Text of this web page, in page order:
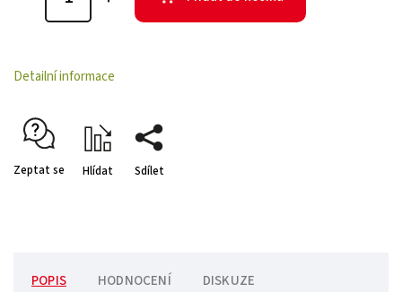
Detailní informace
Zeptat se Hlídat Sdílet
POPIS HODNOCENÍ DISKUZE